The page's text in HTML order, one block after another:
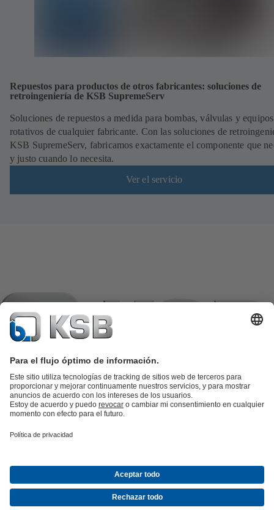
Repuestos para productos de otros fabricantes: soluciones de
retroingeniería de KSB SupremeServ
Soluciones de repuestos a medida para bombas, válvulas y equipos
rotativos de cualquier fabricante. Con las soluciones de
KSB SupremeServ, fabricamos exactamente el componente que
y justo cuando lo necesita.
Ver el servicio
Catálogo de productos
SupremeServKSB SupremeServ: Premium service for pumps and
Oportunidades de empleo en KSB
sociales